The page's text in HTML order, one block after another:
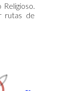
rutas de